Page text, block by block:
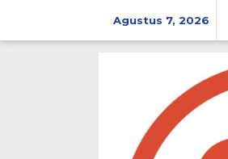
Agustus 7, 2026